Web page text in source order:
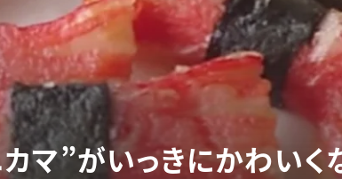
マ”がいっきにかわいく